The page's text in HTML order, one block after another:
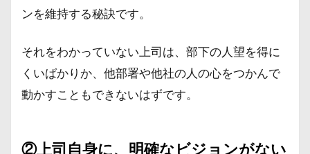
ンを維持する秘訣です。
それをわかっていない上司は、部下の人望を得に
くいばかりか、他部署や他社の人の心をつかんで
動かすこともできないはずです。
②上司自身に、明確なビジョンがない